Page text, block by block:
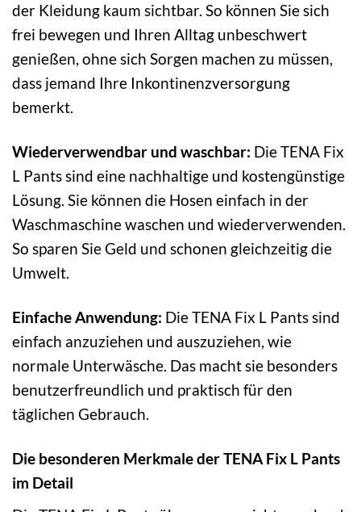
der Kleidung kaum sichtbar. So können Sie sich
frei bewegen und Ihren Alltag unbeschwert
genießen, ohne sich Sorgen machen zu müssen,
dass jemand Ihre Inkontinenzversorgung
bemerkt.
Wiederverwendbar und waschbar: Die TENA Fix
L Pants sind eine nachhaltige und kostengünstige
Lösung. Sie können die Hosen einfach in der
Waschmaschine waschen und wiederverwenden.
So sparen Sie Geld und schonen gleichzeitig die
Umwelt.
Einfache Anwendung: Die TENA Fix L Pants sind
einfach anzuziehen und auszuziehen, wie
normale Unterwäsche. Das macht sie besonders
benutzerfreundlich und praktisch für den
täglichen Gebrauch.
Die besonderen Merkmale der TENA Fix L Pants
im Detail